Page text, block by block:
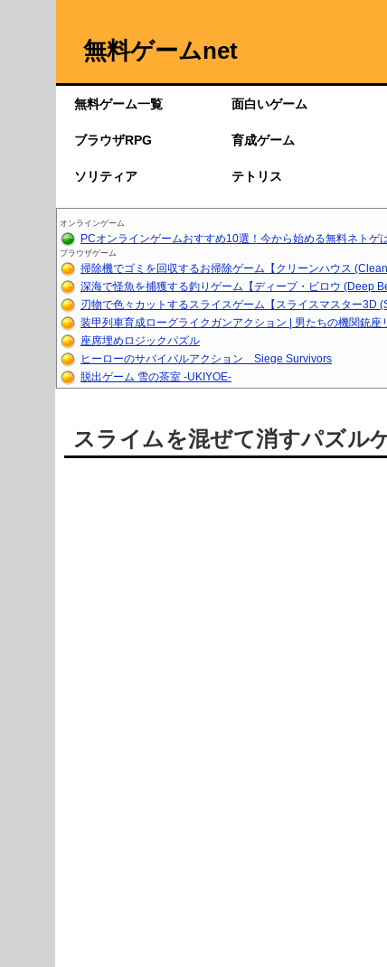
無料ゲームnet
無料ゲーム一覧 面白いゲーム
ブラウザRPG 育成ゲーム
ソリティア テトリス
オンラインゲーム
PCオンラインゲームおすすめ10選！今から始める無料ネトゲ
ブラウザゲーム
掃除機でゴミを回収するお掃除ゲーム【クリーンハウス
深海で怪魚を捕獲する釣りゲーム【ディープ・ビロウ (Deep
刃物で色々カットするスライスゲーム【スライスマスター3D
装甲列車育成ローグライクガンアクション | 男たちの機関銃座
座席埋めロジックパズル
ヒーローのサバイバルアクション Siege Survivors
脱出ゲーム 雪の茶室 -UKIYOE-
スライムを混ぜて消すパズル